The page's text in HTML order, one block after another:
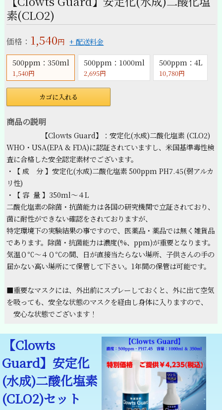
素(CLO2)
価格： 1,540円 + 配送料金
500ppm：350ml
1,540円
500ppm：1000ml
2,695円
500ppm：4L
10,780円
カゴに入れる
商品の説明
【Clowts Guard】：安定化(水成)二酸化塩素 (CLO2)
WHO・USA(EPA & FDA)に認証されていますし、米国基準毒性検
査に合格した安全認定素材でございます。
・【 成 分 】安定化(水成)二酸化塩素 500ppm PH7.45(弱アルカ
リ性)
・【 容 量 】350ml～４L
二酸化塩素の除菌・抗菌能力は各国の研究機関で立証されており、
菌に耐性ができない確認をされておりますが、
特定環境下の実験結果の事ですので、医薬品・薬品では無く雑貨品
であります。除菌・抗菌能力は濃度(%、ppm)が重要となります。
気温０℃～４０℃の間、日が直接当たらない場所、子供さんの手の
届かない高い場所にて保管して下さい。1年間の保管は可能です。
■重要なマスクには、外出前にスプレーしておくと、外に出て空気
を吸っても、安全な状態のマスクを経由し身体に入りますので、
安心な状態でございます！
【Clowts
Guard】安定化
(水成)二酸化塩素
(CLO2)セット